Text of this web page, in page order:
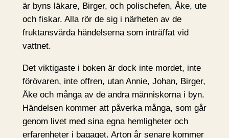
är byns läkare, Birger, och polischefen, Åke, ute
och fiskar. Alla rör de sig i närheten av de
fruktansvärda händelserna som inträffat vid
vattnet.
Det viktigaste i boken är dock inte mordet, inte
förövaren, inte offren, utan Annie, Johan, Birger,
Åke och många av de andra människorna i byn.
Händelsen kommer att påverka många, som går
genom livet med sina egna hemligheter och
erfarenheter i bagaget. Arton år senare kommer